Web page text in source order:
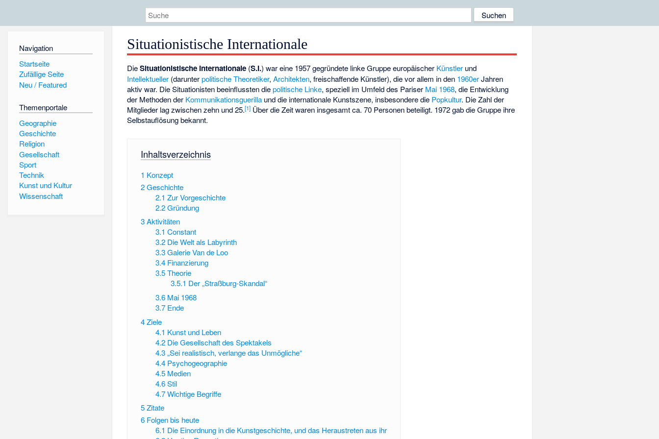
Navigation
Startseite
Zufällige Seite
Neu / Featured
Themenportale
Geographie
Geschichte
Religion
Gesellschaft
Sport
Technik
Kunst und Kultur
Wissenschaft
Situationistische Internationale
DieSituationistische Internationale (S.I.) war eine 1957 gegründete linke Gruppe europäischer Künstler und
Intellektueller (darunterpolitische Theoretiker,Architekten,freischaffende Künstler), die vor allem in den 1960erJahren
aktiv war. Die Situationisten beeinflussten diepolitische Linke, speziell im Umfeld des Pariser Mai 1968, die Entwicklung
der Methoden der Kommunikationsguerilla und die internationale Kunstszene, insbesondere die Popkultur. Die Zahl der
Mitglieder lag zwischen zehn und 25.[1] Über die Zeit waren insgesamt ca. 70 Personen beteiligt. 1972 gab die Gruppe ihre
Selbstauflösung bekannt.
Inhaltsverzeichnis
1 Konzept
2Geschichte
2.1 Zur Vorgeschichte
2.2 Gründung
3Aktivitäten
3.1 Constant
3.2 Die Welt als Labyrinth
3.3 Galerie Van de Loo
3.4 Finanzierung
3.5 Theorie
3.5.1 Der „Straßburg-Skandal“
3.6 Mai 1968
3.7 Ende
4Ziele
4.1 Kunst und Leben
4.2 Die Gesellschaft des Spektakels
4.3 „Sei realistisch, verlange das Unmögliche“
4.4 Psychogeographie
4.5 Medien
4.6 Stil
4.7 Wichtige Begriffe
5Zitate
6 Folgen bis heute
6.1 Die Einordnung in die Kunstgeschichte, und das Heraustreten aus ihr